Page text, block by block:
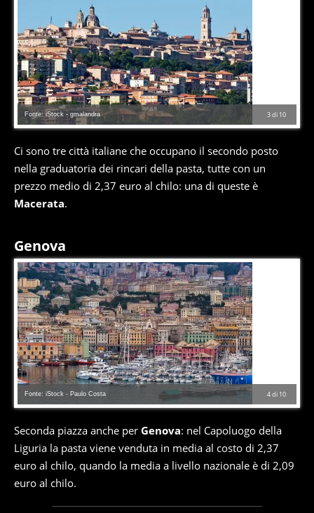
3di 10
Fonte: iStock - gmalandra
Ci sono tre città italiane che occupano il secondo posto
nella graduatoria dei rincari della pasta, tutte con un
prezzo medio di 2,37 euro al chilo: una di queste è
Macerata.
Genova
4di 10
Fonte: iStock - Paulo Costa
Seconda piazza anche per Genova: nel Capoluogo della
Liguria la pasta viene venduta in media al costo di 2,37
euro al chilo, quando la media a livello nazionale è di 2,09
euro al chilo.